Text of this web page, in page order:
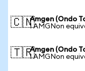
🇨🇳Amgen (Ondo
1 AMGNon
🇹🇷Amgen (Ondo
1 AMGNon